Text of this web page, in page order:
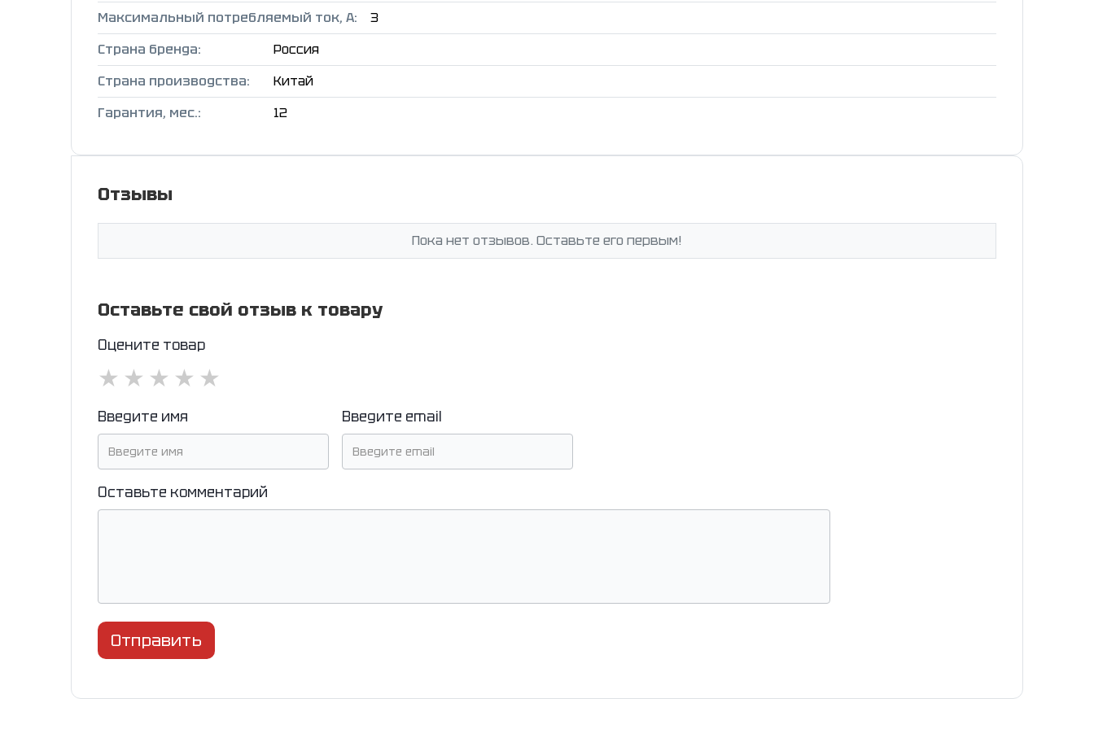
Максимальный потребляемый ток, А:
3
Страна бренда:
Россия
Страна производства:
Китай
Гарантия, мес.:
12
Отзывы
Пока нет отзывов. Оставьте его первым!
Оставьте свой отзыв к товару
Оцените товар
★
★
★
★
★
Введите имя Введите email
Оставьте комментарий
Отправить